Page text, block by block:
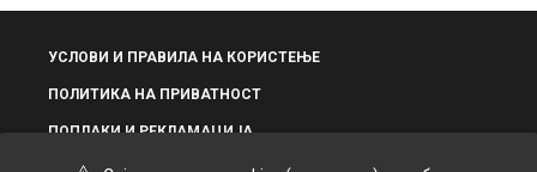
УСЛОВИ И ПРАВИЛА НА КОРИСТЕЊЕ
ПОЛИТИКА НА ПРИВАТНОСТ
ПОПЛАКИ И РЕКЛАМАЦИЈА